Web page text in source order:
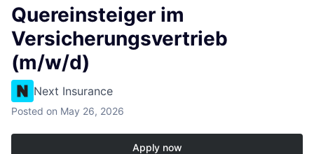
Quereinsteiger im
Versicherungsvertrieb
(m/w/d)
Next Insurance
Posted on May 26, 2026
Apply now